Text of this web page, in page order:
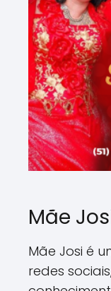
Mãe
Mãe Josi é
redes